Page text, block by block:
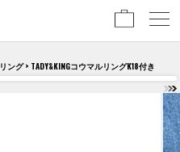
リング> TADY&KINGコウマルリングK18付き